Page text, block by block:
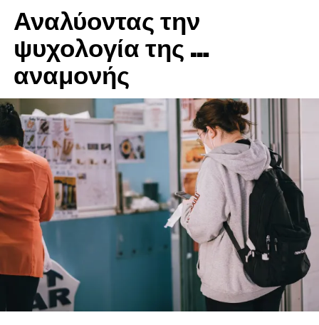
Αναλύοντας την
ψυχολογία της …
αναμονής